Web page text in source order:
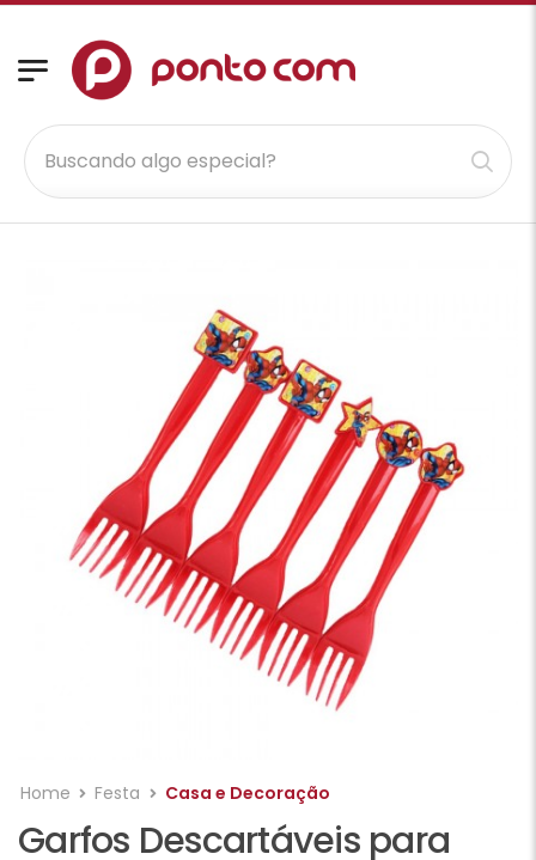
Home Festa Casa e Decoração
Garfos Descartáveis para